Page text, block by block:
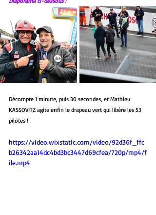
Décompte 1 minute, puis 30 secondes, et Mathieu
KASSOVITZ agite enfin le drapeau vert qui libère les 53
pilotes !
https://video.wixstatic.com/video/92d36f_ffc
b26342aa14dc4bd3bc3447d69cfea/720p/mp4/f
ile.mp4